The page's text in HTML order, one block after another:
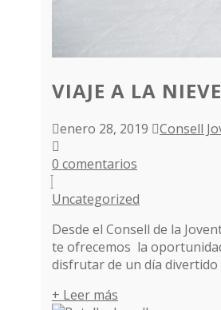
VIAJE A LA
enero 28, 2019
Consell
0 comentarios
Uncategorized
Desde el Consell de la
te ofrecemos la
disfrutar de un día divertido
+ Leer más